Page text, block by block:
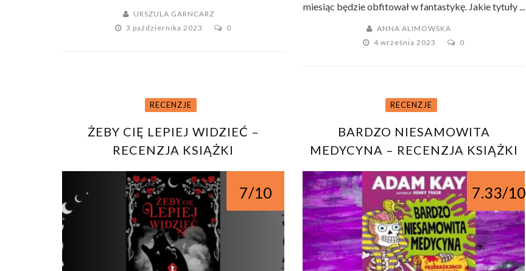
URSZULA GARNCARZ
3 października 2023
0
miesiąc będzie obfitował w fantastykę. Jakie tytuły ...
ANNA ALIMOWSKA
4 września 2023
0
RECENZJE
ŻEBY CIĘ LEPIEJ WIDZIEĆ –
RECENZJA KSIĄŻKI
7/10
RECENZJE
BARDZO NIESAMOWITA
MEDYCYNA – RECENZJA KSIĄŻKI
7.33/10